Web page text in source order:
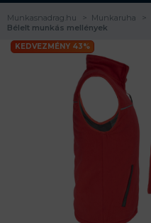
Munkasnadrag.hu Munkaruha
Bélelt munkás mellények
KEDVEZMÉNY 43%